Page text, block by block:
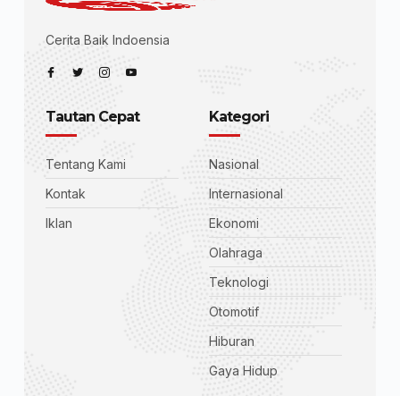
Cerita Baik Indoensia
Tautan Cepat
Tentang Kami
Kontak
Iklan
Kategori
Nasional
Internasional
Ekonomi
Olahraga
Teknologi
Otomotif
Hiburan
Gaya Hidup